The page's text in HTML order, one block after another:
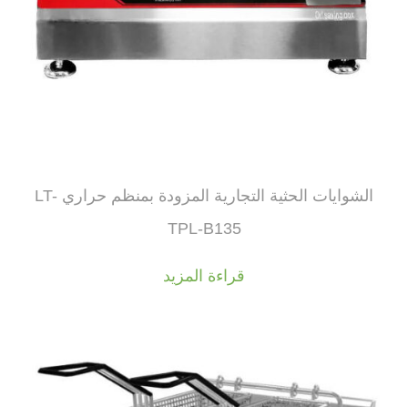
الشوايات الحثية التجارية المزودة بمنظم حراري LT-
TPL-B135
قراءة المزيد